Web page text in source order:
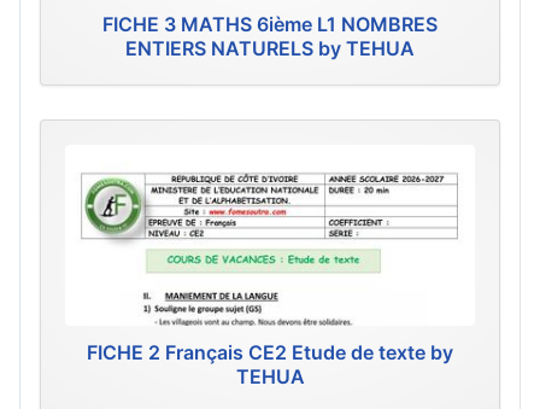
FICHE 3 MATHS 6ième L1 NOMBRES
ENTIERS NATURELS by TEHUA
FICHE 2 Français CE2 Etude de texte by
TEHUA